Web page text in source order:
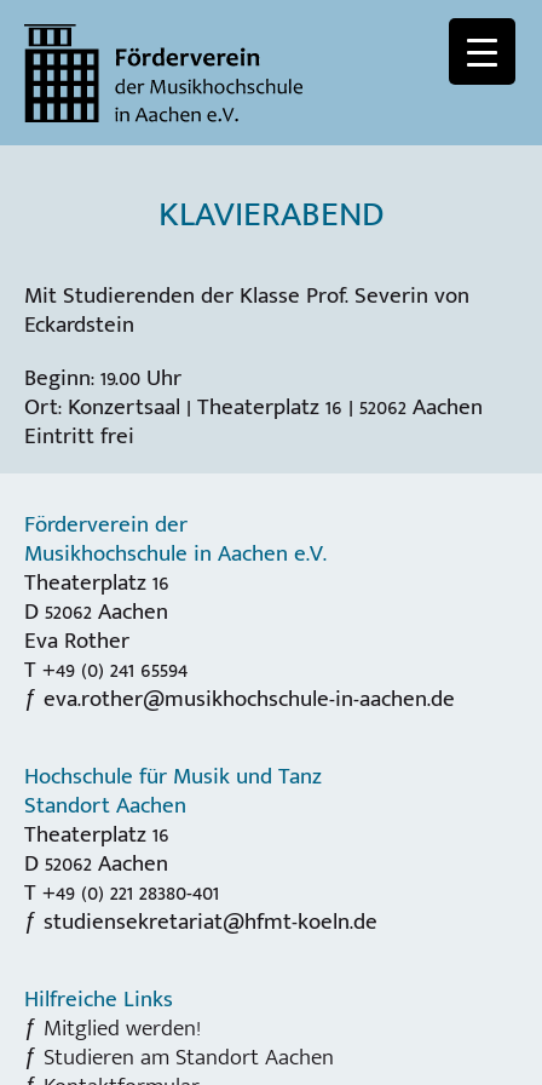
KLAVIERABEND
Mit Studierenden der Klasse Prof. Severin von
Eckardstein
Beginn: 19.00 Uhr
Ort: Konzertsaal | Theaterplatz 16 | 52062 Aachen
Eintritt frei
Förderverein der
Musikhochschule in Aachen e.V.
Theaterplatz 16
D 52062 Aachen
Eva Rother
T +49 (0) 241 65594
eva.rother@musikhochschule-in-aachen.de
Hochschule für Musik und Tanz
Standort Aachen
Theaterplatz 16
D 52062 Aachen
T +49 (0) 221 28380-401
studiensekretariat@hfmt-koeln.de
Hilfreiche Links
Mitglied werden!
Studieren am Standort Aachen